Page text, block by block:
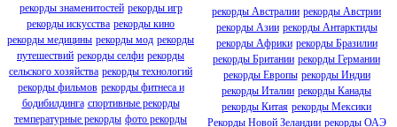
рекорды знаменитостей рекорды игр
рекорды искусства рекорды кино
рекорды медицины рекорды мод рекорды
путешествий рекорды селфи рекорды
сельского хозяйства рекорды технологий
рекорды фильмов рекорды фитнеса и
бодибилдинга спортивные рекорды
температурные рекорды фото рекорды
рекорды Австралии рекорды Австрии
рекорды Азии рекорды Антарктиды
рекорды Африки рекорды Бразилии
рекорды Британии рекорды Германии
рекорды Европы рекорды Индии
рекорды Италии рекорды Канады
рекорды Китая рекорды Мексики
Рекорды Новой Зеландии рекорды ОАЭ